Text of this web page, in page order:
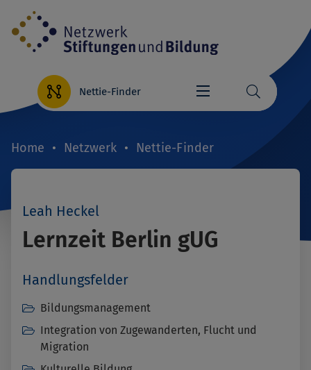
Direkt
zum
Inhalt
Nettie-Finder
Home Netzwerk Nettie-Finder
Leah Heckel
Lernzeit Berlin gUG
Handlungsfelder
Bildungsmanagement
Integration von Zugewanderten, Flucht und
Migration